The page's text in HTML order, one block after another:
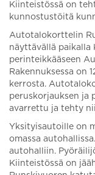
Kiinteistössä on
kunnostustöitä
Autotalokorttelin
näyttävällä paikalla
perinteikkääseen
Rakennuksessa on
kerrosta.
peruskorjauksen ja
avarrettu ja tehty
Yksityisautoille on
omassa
autohalliin.
Kiinteistössä on